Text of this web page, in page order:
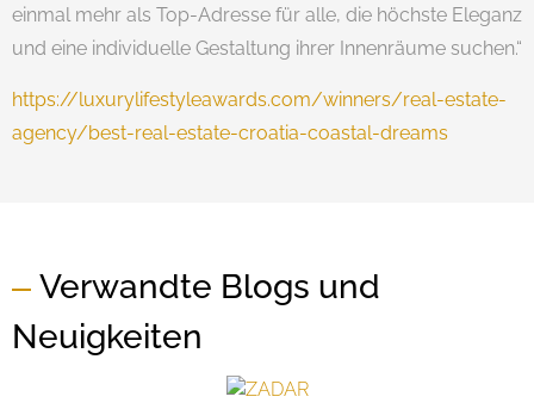
einmal mehr als Top-Adresse für alle, die höchste Eleganz
und eine individuelle Gestaltung ihrer Innenräume suchen.“
https://luxurylifestyleawards.com/winners/real-estate-
agency/best-real-estate-croatia-coastal-dreams
Verwandte Blogs und
Neuigkeiten